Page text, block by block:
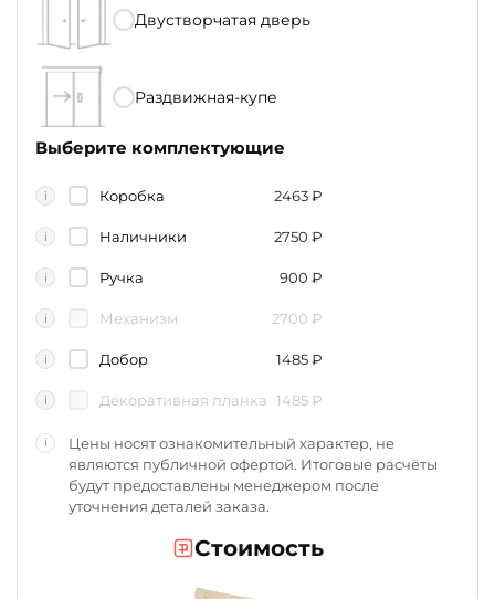
Двустворчатая дверь
Раздвижная-купе
Выберите комплектующие
i Коробка 2463₽
i Наличники 2750 ₽
i Ручка 900 ₽
i Механизм 2700 ₽
i Добор 1485₽
i Декоративная планка 1485 ₽
i
Цены носят ознакомительный характер, не
являются публичной офертой. Итоговые расчёты
будут предоставлены менеджером после
уточнения деталей заказа.
Стоимость